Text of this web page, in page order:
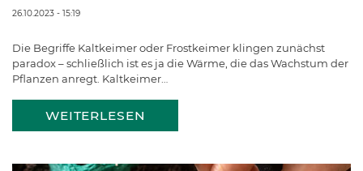
26.10.2023 - 15:19
Die Begriffe Kaltkeimer oder Frostkeimer klingen zunächst
paradox – schließlich ist es ja die Wärme, die das Wachstum der
Pflanzen anregt. Kaltkeimer…
WEITERLESEN